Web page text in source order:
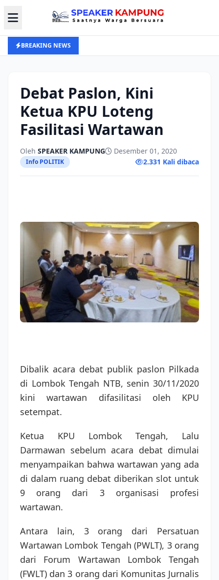
BREAKING NEWS
Debat Paslon, Kini
Ketua KPU Loteng
Fasilitasi Wartawan
Oleh SPEAKER KAMPUNG Desember 01, 2020
Info POLITIK 2.331 Kali dibaca
Dibalik acara debat publik paslon Pilkada
di Lombok Tengah NTB, senin 30/11/2020
kini wartawan difasilitasi oleh KPU
setempat.
Ketua KPU Lombok Tengah, Lalu
Darmawan sebelum acara debat dimulai
menyampaikan bahwa wartawan yang ada
di dalam ruang debat diberikan slot untuk
9 orang dari 3 organisasi profesi
wartawan.
Antara lain, 3 orang dari Persatuan
Wartawan Lombok Tengah (PWLT), 3 orang
dari Forum Wartawan Lombok Tengah
(FWLT) dan 3 orang dari Komunitas Jurnalis